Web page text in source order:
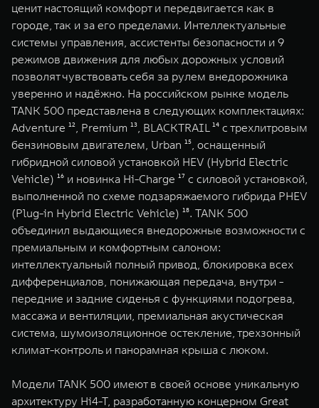
ценит настоящий комфорт и передвигается как в
городе, так и за его пределами. Интеллектуальные
системы управления, ассистенты безопасности и 9
режимов движения для любых дорожных условий
позволят чувствовать себя за рулем внедорожника
уверенно и надёжно. На российском рынке модель
TANK 500 представлена в следующих комплектациях:
Adventure ¹², Premium ¹³, BLACKTRAIL ¹⁴ с трехлитровым
бензиновым двигателем, Urban ¹⁵, оснащенный
гибридной силовой установкой HEV (Hybrid Electric
Vehicle) ¹⁶ и новинка Hi-Charge ¹⁷ с силовой установкой,
выполненной по схеме подзаряжаемого гибрида PHEV
(Plug-in Hybrid Electric Vehicle) ¹⁸. TANK 500
объединил выдающиеся внедорожные возможности с
премиальным и комфортным салоном:
интеллектуальный полный привод, блокировка всех
дифференциалов, понижающая передача, внутри -
передние и задние сиденья с функциями подогрева,
массажа и вентиляции, премиальная акустическая
система, шумоизоляционное остекление, трехзонный
климат-контроль и панорамная крыша с люком.
Модели TANK 500 имеют в своей основе уникальную
архитектуру Hi4-T, разработанную концерном Great